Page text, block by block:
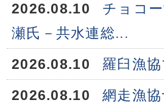
2026.08.10
チョコ
瀬氏－共水連総...
2026.08.10
羅臼漁
2026.08.10
網走漁